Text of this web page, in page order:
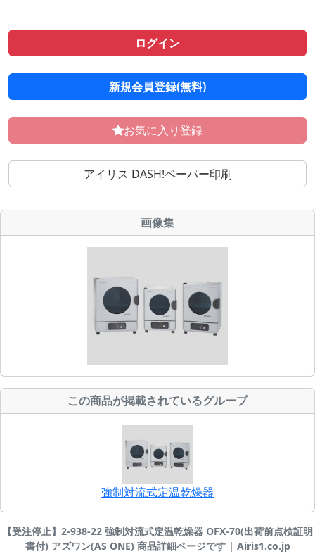
ログイン
新規会員登録(無料)
お気に入り登録
アイリス DASH!ペーパー印刷
画像集
この商品が掲載されているグループ
強制対流式定温乾燥器
【受注停止】2-938-22 強制対流式定温乾燥器 OFX-70(出荷前点検証明
書付) アズワン(AS ONE) 商品詳細ページです | Airis1.co.jp